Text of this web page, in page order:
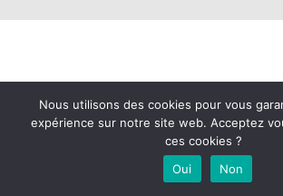
Nous utilisons des cookies pour vous
expérience sur notre site web. Acceptez
ces cookies ?
Oui
Non